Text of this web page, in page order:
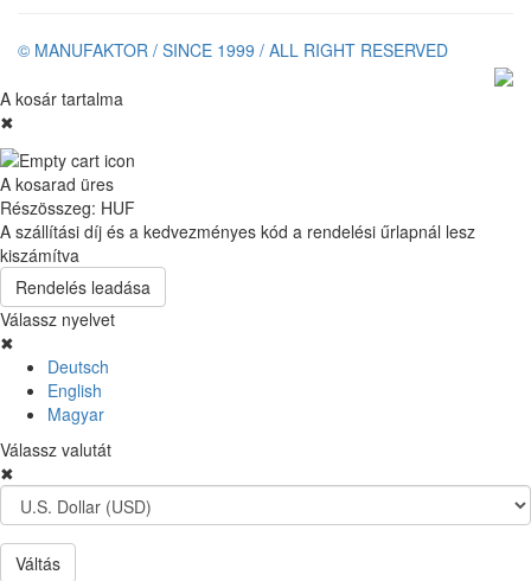
© MANUFAKTOR / SINCE 1999 / ALL RIGHT RESERVED
A kosár tartalma
✖
A kosarad üres
Részösszeg: HUF
A szállítási díj és a kedvezményes kód a rendelési űrlapnál lesz
kiszámítva
Rendelés leadása
Válassz nyelvet
✖
Deutsch
English
Magyar
Válassz valutát
✖
Váltás